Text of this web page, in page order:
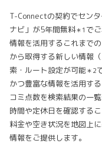
T-Connectの契約でセン
ナビ」が5年間無料＊1 で
情報を活用するこれまで
から取得する新しい情報
索・ルート設定が可能＊2
かつ豊富な情報を活用す
コミ点数を検索結果の一
時間や定休日を確認する
料金や空き状況を地図上
情報をご提供します。